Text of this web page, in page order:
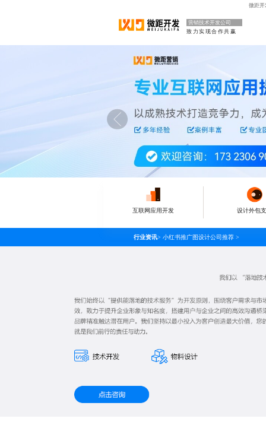
微距开
营销技术开发公司
致力实现合作共赢
互联网应用开发 设计外包
行业资讯> 小红书推广图设计公司推荐 >